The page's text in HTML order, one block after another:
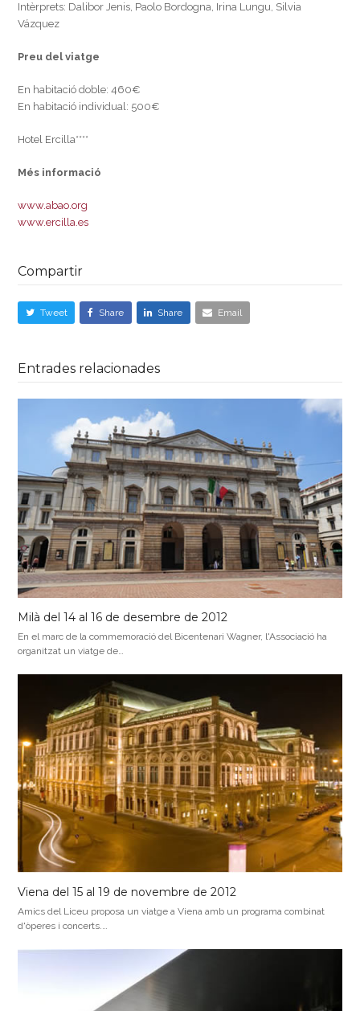
Intèrprets: Dalibor Jenis, Paolo Bordogna, Irina Lungu, Silvia
Vázquez
Preu del viatge
En habitació doble: 460€
En habitació individual: 500€
Hotel Ercilla****
Més informació
www.abao.org
www.ercilla.es
Compartir
Tweet Share Share Email
Entrades relacionades
Milà del 14 al 16 de desembre de 2012
En el marc de la commemoració del Bicentenari Wagner, l'Associació ha
organitzat un viatge de…
Viena del 15 al 19 de novembre de 2012
Amics del Liceu proposa un viatge a Viena amb un programa combinat
d'òperes i concerts.…